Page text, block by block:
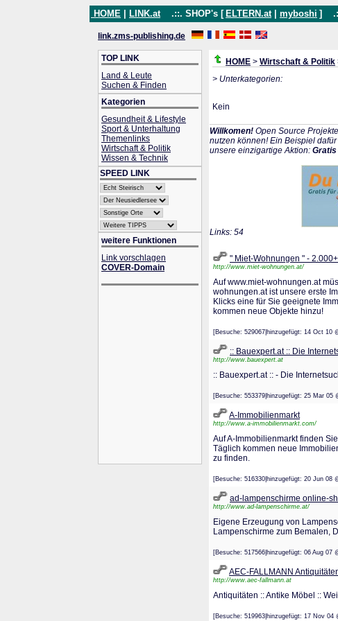
HOME LINK.at .::. SHOP's [ ELTERN.at myboshi ]
link.zms-publishing.de
TOP LINK
Land & Leute
Suchen & Finden
Kategorien
Gesundheit & Lifestyle
Sport & Unterhaltung
Themenlinks
Wirtschaft & Politik
Wissen & Technik
SPEED LINK
weitere Funktionen
Link vorschlagen
COVER-Domain
HOME > Wirtschaft & Politik
> Unterkategorien:
Kein
Willkomen! Open Source
nutzen können! Ein Beispiel
unsere einzigartige Aktion:
Links: 54
" Miet-Wohnungen " -
http://www.miet-wohnungen.at/
Auf www.miet-wohnungen.at
wohnungen.at ist unsere erste
Klicks eine für Sie geeignete
kommen neue Objekte hinzu!
[Besuche: 529067|hinzugefügt: 14
:: Bauexpert.at :: Die
http://www.bauexpert.at
:: Bauexpert.at :: - Die
[Besuche: 553379|hinzugefügt: 25
A-Immobilienmarkt
http://www.a-immobilienmarkt.com/
Auf A-Immobilienmarkt finden
Täglich kommen neue
zu finden.
[Besuche: 516330|hinzugefügt: 20
ad-lampenschirme online-
http://www.ad-lampenschirme.at/
Eigene Erzeugung von
Lampenschirme zum Bemalen,
[Besuche: 517566|hinzugefügt: 06
AEC-FALLMANN
http://www.aec-fallmann.at
Antiquitäten :: Antike Möbel ::
[Besuche: 519963|hinzugefügt: 17